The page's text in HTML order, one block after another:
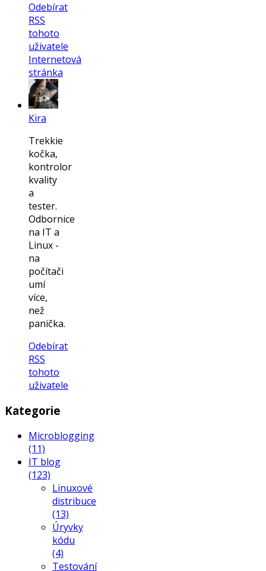
Odebírat
RSS
tohoto
uživatele
Internetová
stránka
Kira
Trekkie
kočka,
kontrolor
kvality
a
tester.
Odbornice
na IT a
Linux -
na
počítači
umí
více,
než
panička.
Odebírat
RSS
tohoto
uživatele
Kategorie
Microblogging
(11)
IT blog
(123)
Linuxové
distribuce
(13)
Úryvky
kódu
(4)
Testování